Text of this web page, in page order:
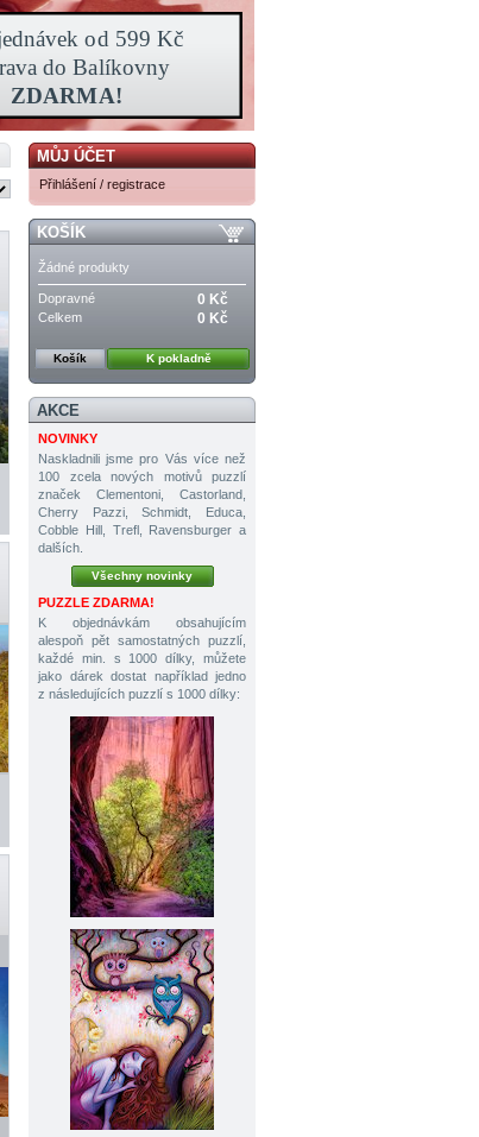
MŮJ ÚČET
Přihlášení / registrace
KOŠÍK
Žádné produkty
Dopravné 0 Kč
Celkem 0 Kč
Košík K pokladně
AKCE
NOVINKY
Naskladnili jsme pro Vás více než
100 zcela nových motivů puzzlí
značek Clementoni, Castorland,
Cherry Pazzi, Schmidt, Educa,
Cobble Hill, Trefl, Ravensburger a
dalších.
Všechny novinky
PUZZLE ZDARMA!
K objednávkám obsahujícím
alespoň pět samostatných puzzlí,
každé min. s 1000 dílky, můžete
jako dárek dostat například jedno
z následujících puzzlí s 1000 dílky: